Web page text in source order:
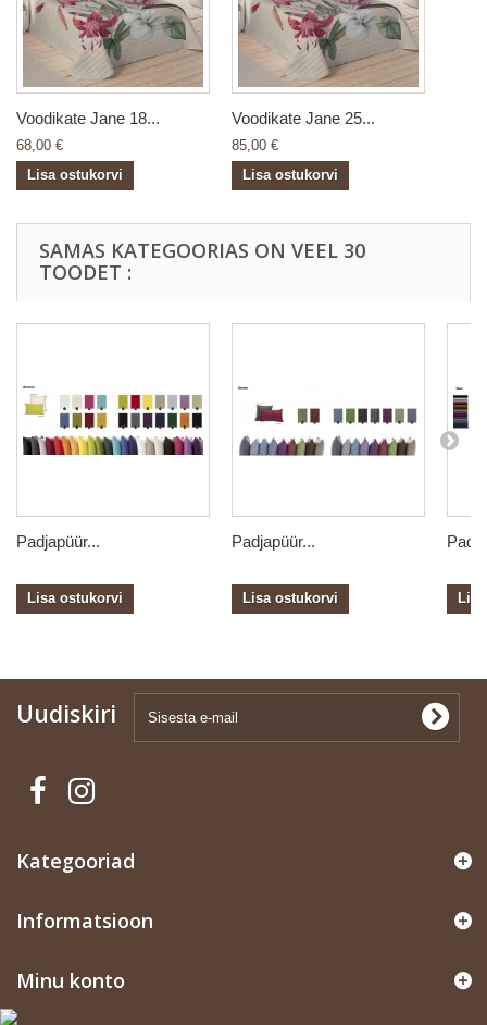
Voodikate Jane 18...
68,00 €
Lisa ostukorvi
Voodikate Jane 25...
85,00 €
Lisa ostukorvi
SAMAS KATEGOORIAS ON VEEL 30
TOODET :
Padjapüür...
Lisa ostukorvi
Padjapüür...
Lisa ostukorvi
Uudiskiri
Kategooriad
Informatsioon
Minu konto